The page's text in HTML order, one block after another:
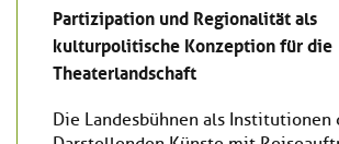
Partizipation und Regionalität als
kulturpolitische Konzeption für die
Theaterlandschaft
Die Landesbühnen als Institutionen